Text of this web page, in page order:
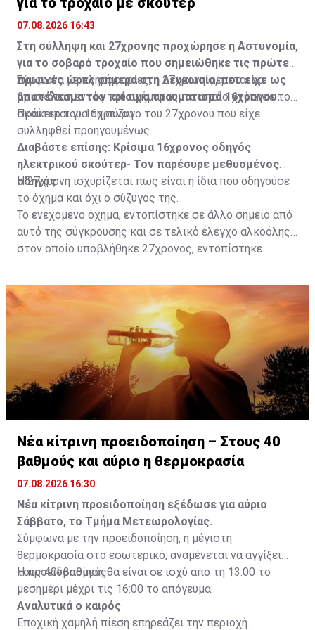
07.08.2026 16:43
Στη σύλληψη και 27χρονης προχώρησε η Αστυνομία,
για το σοβαρό τροχαίο που σημειώθηκε τις πρώτες
πρωινές ώρες σήμερα στη Λευκωσία, που είχε ως
αποτέλεσμα τον κρίσιμο τραυματισμό 16χρονου.
Σύμφωνα με πληροφορίες, η 27χρονη φέρεται να
βρισκόταν εντός του οχήματος, το οποίο χτύπησε το
σκούτερ του 16χρονου.
Πρόκειται για τη σύζυγο του 27χρονου που είχε
συλληφθεί προηγουμένως.
Διαβάστε επίσης: Κρίσιμα 16χρονος οδηγός
ηλεκτρικού σκούτερ- Τον παρέσυρε μεθυσμένος
οδηγός
Η 27χρονη ισχυρίζεται πως είναι η ίδια που οδηγούσε
το όχημα και όχι ο σύζυγός της.
Το ενεχόμενο όχημα, εντοπίστηκε σε άλλο σημείο από
αυτό της σύγκρουσης και σε τελικό έλεγχο αλκοόλης
στον οποίο υποβλήθηκε 27χρονος, εντοπίστηκε
είναι το ανώτατο από τον Νόμο όριο και συνελήφθη
για αυτόφωρο αδίκημα.
Νέα κίτρινη προειδοποίηση – Στους 40
βαθμούς και αύριο η θερμοκρασία
07.08.2026 16:30
Νέα κίτρινη προειδοποίηση εξέδωσε για αύριο
Σάββατο, το Τμήμα Μετεωρολογίας.
Σύμφωνα με την προειδοποίηση, η μέγιστη
θερμοκρασία στο εσωτερικό, αναμένεται να αγγίξει
τους 40νβαθμούς.
Η προειδοποίηση θα είναι σε ισχύ από τη 13:00 το
μεσημέρι μέχρι τις 16:00 το απόγευμα.
Αναλυτικά ο καιρός
Εποχική χαμηλή πίεση επηρεάζει την περιοχή.